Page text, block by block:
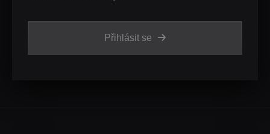
Přihlásit se